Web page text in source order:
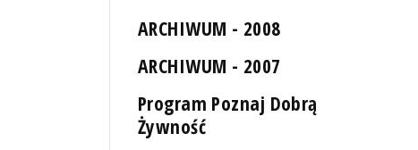
ARCHIWUM - 2008
ARCHIWUM - 2007
Program Poznaj Dobrą
Żywność